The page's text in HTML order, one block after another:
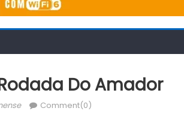
Do Amador
Comment(0)